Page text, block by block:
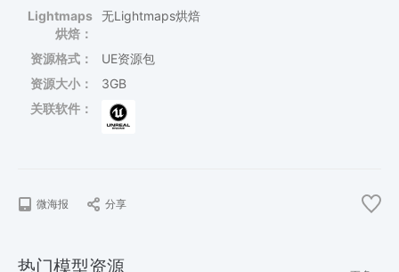
Lightmaps
烘焙：
无Lightmaps烘焙
资源格式：
UE资源包
资源大小：
3GB
关联软件：
微海报 分享
热门模型资源